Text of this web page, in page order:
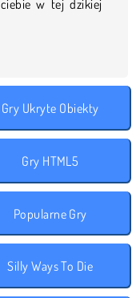
w tej dzikiej
Gry Ukryte Obiekty
Gry HTML5
Popularne Gry
Silly Ways To Die